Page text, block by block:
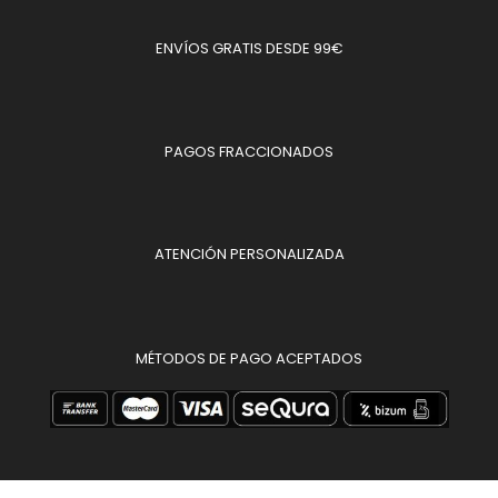
ENVÍOS GRATIS DESDE 99€
PAGOS FRACCIONADOS
ATENCIÓN PERSONALIZADA
MÉTODOS DE PAGO ACEPTADOS